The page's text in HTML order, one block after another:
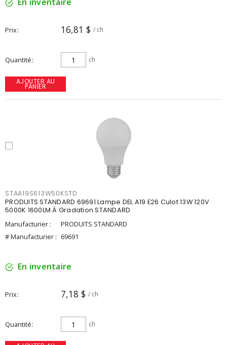
Prix 16,81 $ / ch
Quantité ch
AJOUTER AU
PANIER
STAA19S613W50KSTD
PRODUITS STANDARD 69691 Lampe DEL A19 E26 Culot 13W 120V
5000K 1600LM À Gradation STANDARD
Manufacturier :
PRODUITS STANDARD
# Manufacturier : 69691
En inventaire
Prix 7,18 $ / ch
Quantité ch